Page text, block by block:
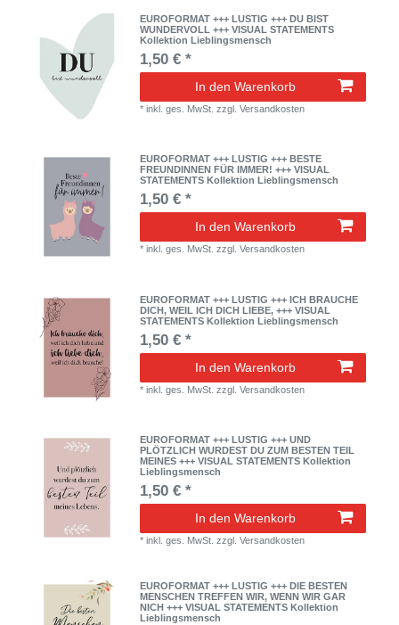
EUROFORMAT +++ LUSTIG +++ DU BIST
WUNDERVOLL +++ VISUAL STATEMENTS
Kollektion Lieblingsmensch
1,50 € *
In den Warenkorb
*inkl. ges. MwSt. zzgl.Versandkosten
EUROFORMAT +++ LUSTIG +++ BESTE
FREUNDINNEN FÜR IMMER! +++ VISUAL
STATEMENTS Kollektion Lieblingsmensch
1,50 € *
In den Warenkorb
*inkl. ges. MwSt. zzgl.Versandkosten
EUROFORMAT +++ LUSTIG +++ ICH BRAUCHE
DICH, WEIL ICH DICH LIEBE, +++ VISUAL
STATEMENTS Kollektion Lieblingsmensch
1,50 € *
In den Warenkorb
*inkl. ges. MwSt. zzgl.Versandkosten
EUROFORMAT +++ LUSTIG +++ UND
PLÖTZLICH WURDEST DU ZUM BESTEN TEIL
MEINES +++ VISUAL STATEMENTS Kollektion
Lieblingsmensch
1,50 € *
In den Warenkorb
*inkl. ges. MwSt. zzgl.Versandkosten
EUROFORMAT +++ LUSTIG +++ DIE BESTEN
MENSCHEN TREFFEN WIR, WENN WIR GAR
NICH +++ VISUAL STATEMENTS Kollektion
Lieblingsmensch